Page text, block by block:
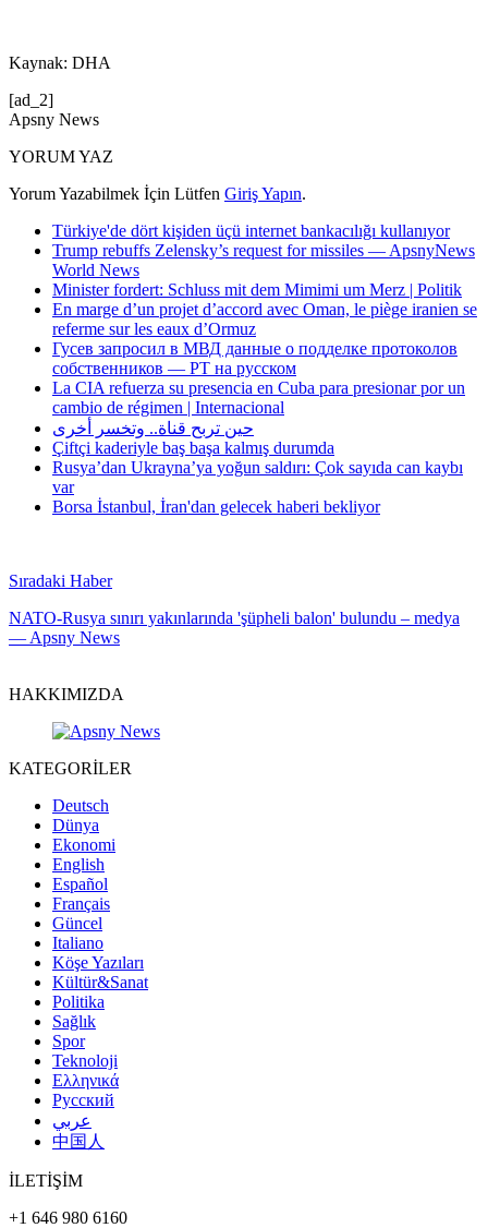
Kaynak: DHA
[ad_2]
Apsny News
YORUM YAZ
Yorum Yazabilmek İçin Lütfen Giriş Yapın.
Türkiye'de dört kişiden üçü internet bankacılığı kullanıyor
Trump rebuffs Zelensky’s request for missiles — ApsnyNews
World News
Minister fordert: Schluss mit dem Mimimi um Merz | Politik
En marge d’un projet d’accord avec Oman, le piège iranien se
referme sur les eaux d’Ormuz
Гусев запросил в МВД данные о подделке протоколов
собственников — РТ на русском
La CIA refuerza su presencia en Cuba para presionar por un
cambio de régimen | Internacional
حين تربح قناة.. وتخسر أخرى
Çiftçi kaderiyle baş başa kalmış durumda
Rusya’dan Ukrayna’ya yoğun saldırı: Çok sayıda can kaybı
var
Borsa İstanbul, İran'dan gelecek haberi bekliyor
Sıradaki Haber
NATO-Rusya sınırı yakınlarında 'şüpheli balon' bulundu – medya
— Apsny News
HAKKIMIZDA
KATEGORİLER
Deutsch
Dünya
Ekonomi
English
Español
Français
Güncel
Italiano
Köşe Yazıları
Kültür&Sanat
Politika
Sağlık
Spor
Teknoloji
Ελληνικά
Русский
عربي
中国人
İLETİŞİM
+1 646 980 6160